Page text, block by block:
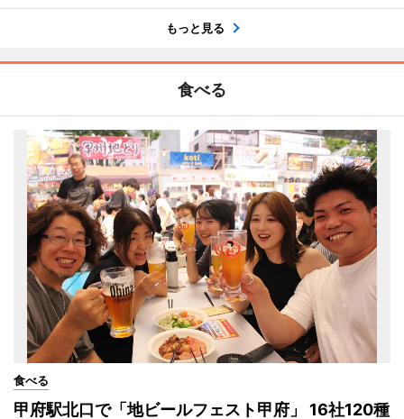
もっと見る
食べる
食べる
甲府駅北口で「地ビールフェスト甲府」 16社120種